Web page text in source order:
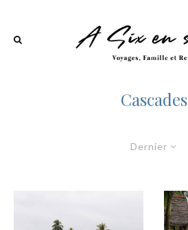
Cascades
Dernier